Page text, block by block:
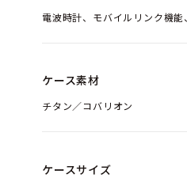
電波時計、モバイルリンク機能
ケース素材
チタン／コバリオン
ケースサイズ